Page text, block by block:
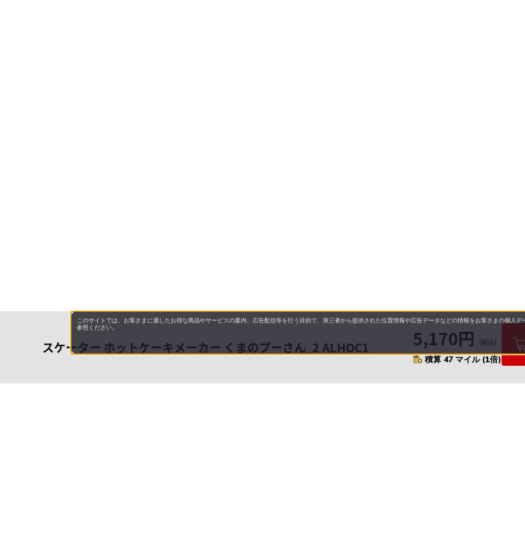
スケーター ホットケーキメーカー くまのプーさん_2 ALHOC1 5,170円 （税込）
積算 47 マイル (1倍)
このサイトでは、お客さまに適したお得な商品やサービスの案内、広告配信等を行う目的で、第三者から提供された位置情報や広告データなどの情報をお客さまの個人
参照ください。